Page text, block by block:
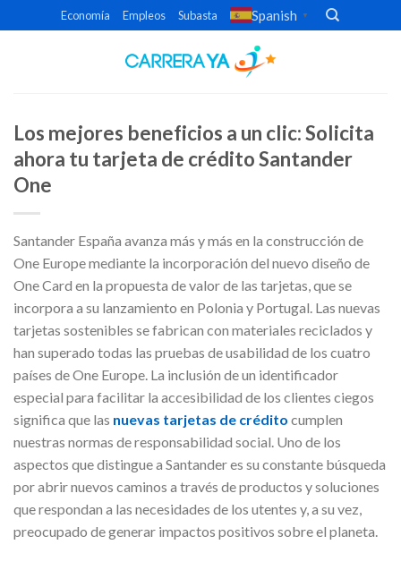
to
Economía Empleos Subasta Spanish ▼
Los mejores beneficios a un clic: Solicita
ahora tu tarjeta de crédito Santander
One
Santander España avanza más y más en la construcción de
One Europe mediante la incorporación del nuevo diseño de
One Card en la propuesta de valor de las tarjetas, que se
incorpora a su lanzamiento en Polonia y Portugal. Las nuevas
tarjetas sostenibles se fabrican con materiales reciclados y
han superado todas las pruebas de usabilidad de los cuatro
países de One Europe. La inclusión de un identificador
especial para facilitar la accesibilidad de los clientes ciegos
significa que las nuevas tarjetas de crédito cumplen
nuestras normas de responsabilidad social. Uno de los
aspectos que distingue a Santander es su constante búsqueda
por abrir nuevos caminos a través de productos y soluciones
que respondan a las necesidades de los utentes y, a su vez,
preocupado de generar impactos positivos sobre el planeta.